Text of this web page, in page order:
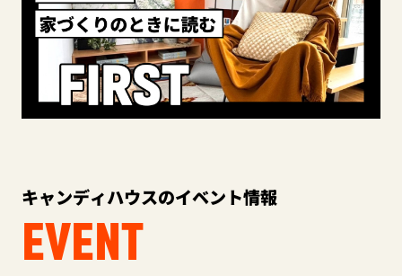
キャンディハウスのイベント情報
EVENT